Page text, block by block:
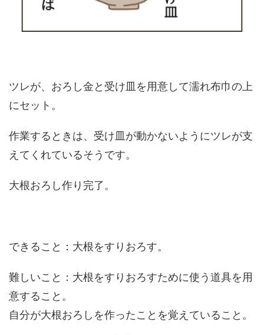
ツレが、おろし金と受け皿を用意して濡れ布巾の上
にセット。
作業するときは、受け皿が動かないようにツレが支
えてくれているそうです。
大根おろし作り完了。
できること：大根をすりおろす。
難しいこと：大根をすりおろすために使う道具を用
意すること。
自分が大根おろしを作ったことを覚えていること。